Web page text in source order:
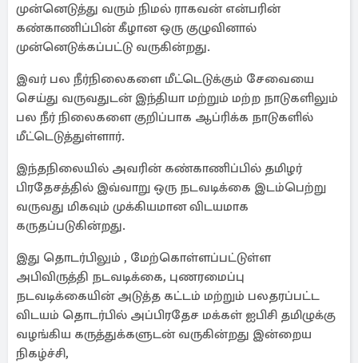
முன்னெடுத்து வரும் நிமல் ராகவன் என்பரின்
கண்காணிப்பின் கீழான ஒரு குழுவினால்
முன்னெடுக்கப்பட்டு வருகின்றது.
இவர் பல நீர்நிலைகளை மீட்டெடுக்கும் சேவையை
செய்து வருவதுடன் இந்தியா மற்றும் மற்ற நாடுகளிலும்
பல நீர் நிலைகளை குறிப்பாக ஆப்ரிக்க நாடுகளில்
மீட்டெடுத்துள்ளார்.
இந்தநிலையில் அவரின் கண்காணிப்பில் தமிழர்
பிரதேசத்தில் இவ்வாறு ஒரு நடவடிக்கை இடம்பெற்று
வருவது மிகவும் முக்கியமான விடயமாக
கருதப்படுகின்றது.
இது தொடர்பிலும் , மேற்கொள்ளப்பட்டுள்ள
அபிவிருத்தி நடவடிக்கை, புணரமைப்பு
நடவடிக்கையின் அடுத்த கட்டம் மற்றும் பலதரப்பட்ட
விடயம் தொடர்பில் அப்பிரதேச மக்கள் ஐபிசி தமிழுக்கு
வழங்கிய கருத்துக்களுடன் வருகின்றது இன்றைய
நிகழ்ச்சி,